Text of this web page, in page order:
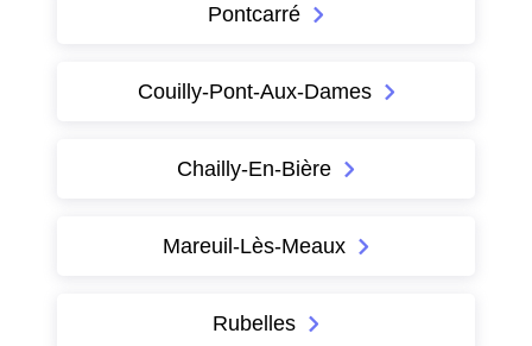
Pontcarré
Couilly-Pont-Aux-Dames
Chailly-En-Bière
Mareuil-Lès-Meaux
Rubelles